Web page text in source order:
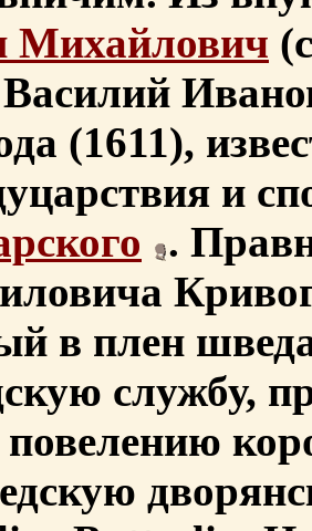
Михайлович
(1611),
и
.
в плен
службу,
повелению